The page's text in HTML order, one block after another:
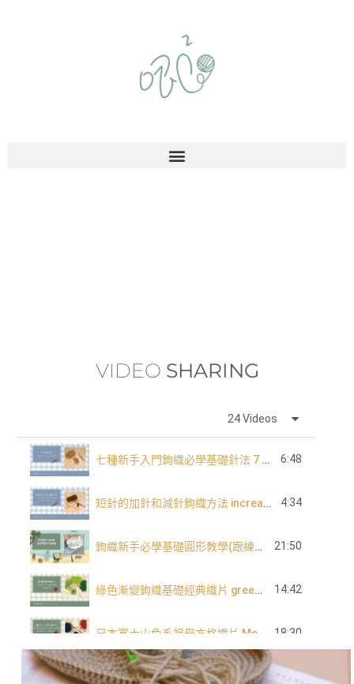
VIDEO SHARING
24 Videos
七種新手入門鉤織必學基礎針法 7 basic crochet stitch for beginners 6:48
短針的加針和減針鉤織方法 increase and decrease of single crochet 4:34
鉤織新手必學基礎圓形教學(跟練版) 21:50
綠色漸變鉤織基礎經典織片 green tone classic granny square 14:42
18:30
長針的加針及減針 increase and decrease of double crochet